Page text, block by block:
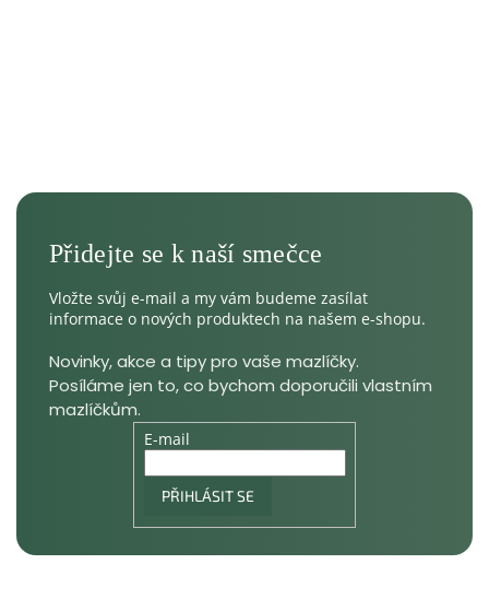
Vložte svůj e-mail a my vám budeme zasílat
informace o nových produktech na našem e-shopu.
E-mail
PŘIHLÁSIT SE